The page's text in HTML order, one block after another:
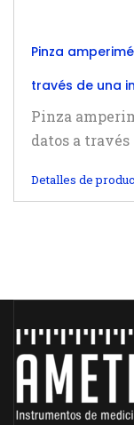
Pinza
través de una
Pinza
datos a través
Detalles de